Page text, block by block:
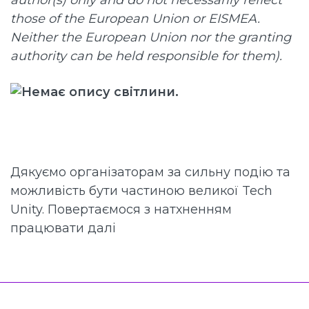
those of the European Union or EISMEA.
Neither the European Union nor the granting
authority can be held responsible for them).
Дякуємо організаторам за сильну подію та
можливість бути частиною великої Tech
Unity. Повертаємося з натхненням
працювати далі